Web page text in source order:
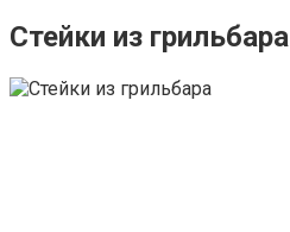
Стейки из грильбара